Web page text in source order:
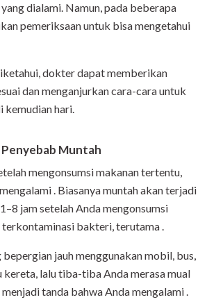
dialami. Namun, pada beberapa
pemeriksaan untuk bisa mengetahui
dokter dapat memberikan
dan menganjurkan cara-cara untuk
kemudian hari.
Muntah
mengonsumsi makanan tertentu,
. Biasanya muntah akan terjadi
jam setelah Anda mengonsumsi
terkontaminasi bakteri, terutama .
jauh menggunakan mobil, bus,
kereta, lalu tiba-tiba Anda merasa mual
tanda bahwa Anda mengalami .